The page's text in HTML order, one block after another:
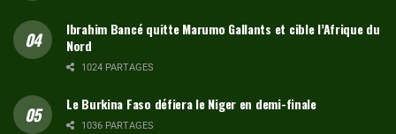
Ibrahim Bancé quitte Marumo Gallants et cible l’Afrique du
Nord
1024 PARTAGES
Le Burkina Faso défiera le Niger en demi-finale
1036 PARTAGES